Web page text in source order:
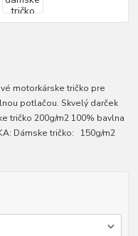
motorkárske tričko pre
potlačou. Skvelý darček
tričko 200g/m2 100% bavlna
Dámske tričko: 150g/m2